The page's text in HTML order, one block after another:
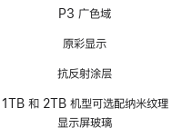
P3 广色域
原彩显示
抗反射涂层
1TB 和 2TB 机型可选配纳米纹理
显示屏玻璃